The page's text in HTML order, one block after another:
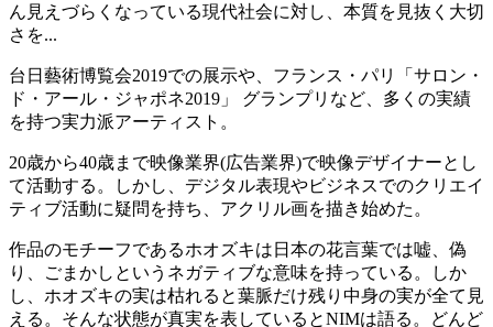
ん見えづらくなっている現代社会に対し、本質を⾒抜く⼤切
さを...
台日藝術博覧会2019での展示や、フランス・パリ「サロン・
ド・アール・ジャポネ2019」 グランプリなど、多くの実績
を持つ実力派アーティスト。
20歳から40歳まで映像業界(広告業界)で映像デザイナーとし
て活動する。しかし、デジタル表現やビジネスでのクリエイ
ティブ活動に疑問を持ち、アクリル画を描き始めた。
作品のモチーフであるホオズキは⽇本の花⾔葉では嘘、偽
り、ごまかしというネガティブな意味を持っている。しか
し、ホオズキの実は枯れると葉脈だけ残り中⾝の実が全て⾒
える。そんな状態が真実を表しているとNIMは語る。どんど